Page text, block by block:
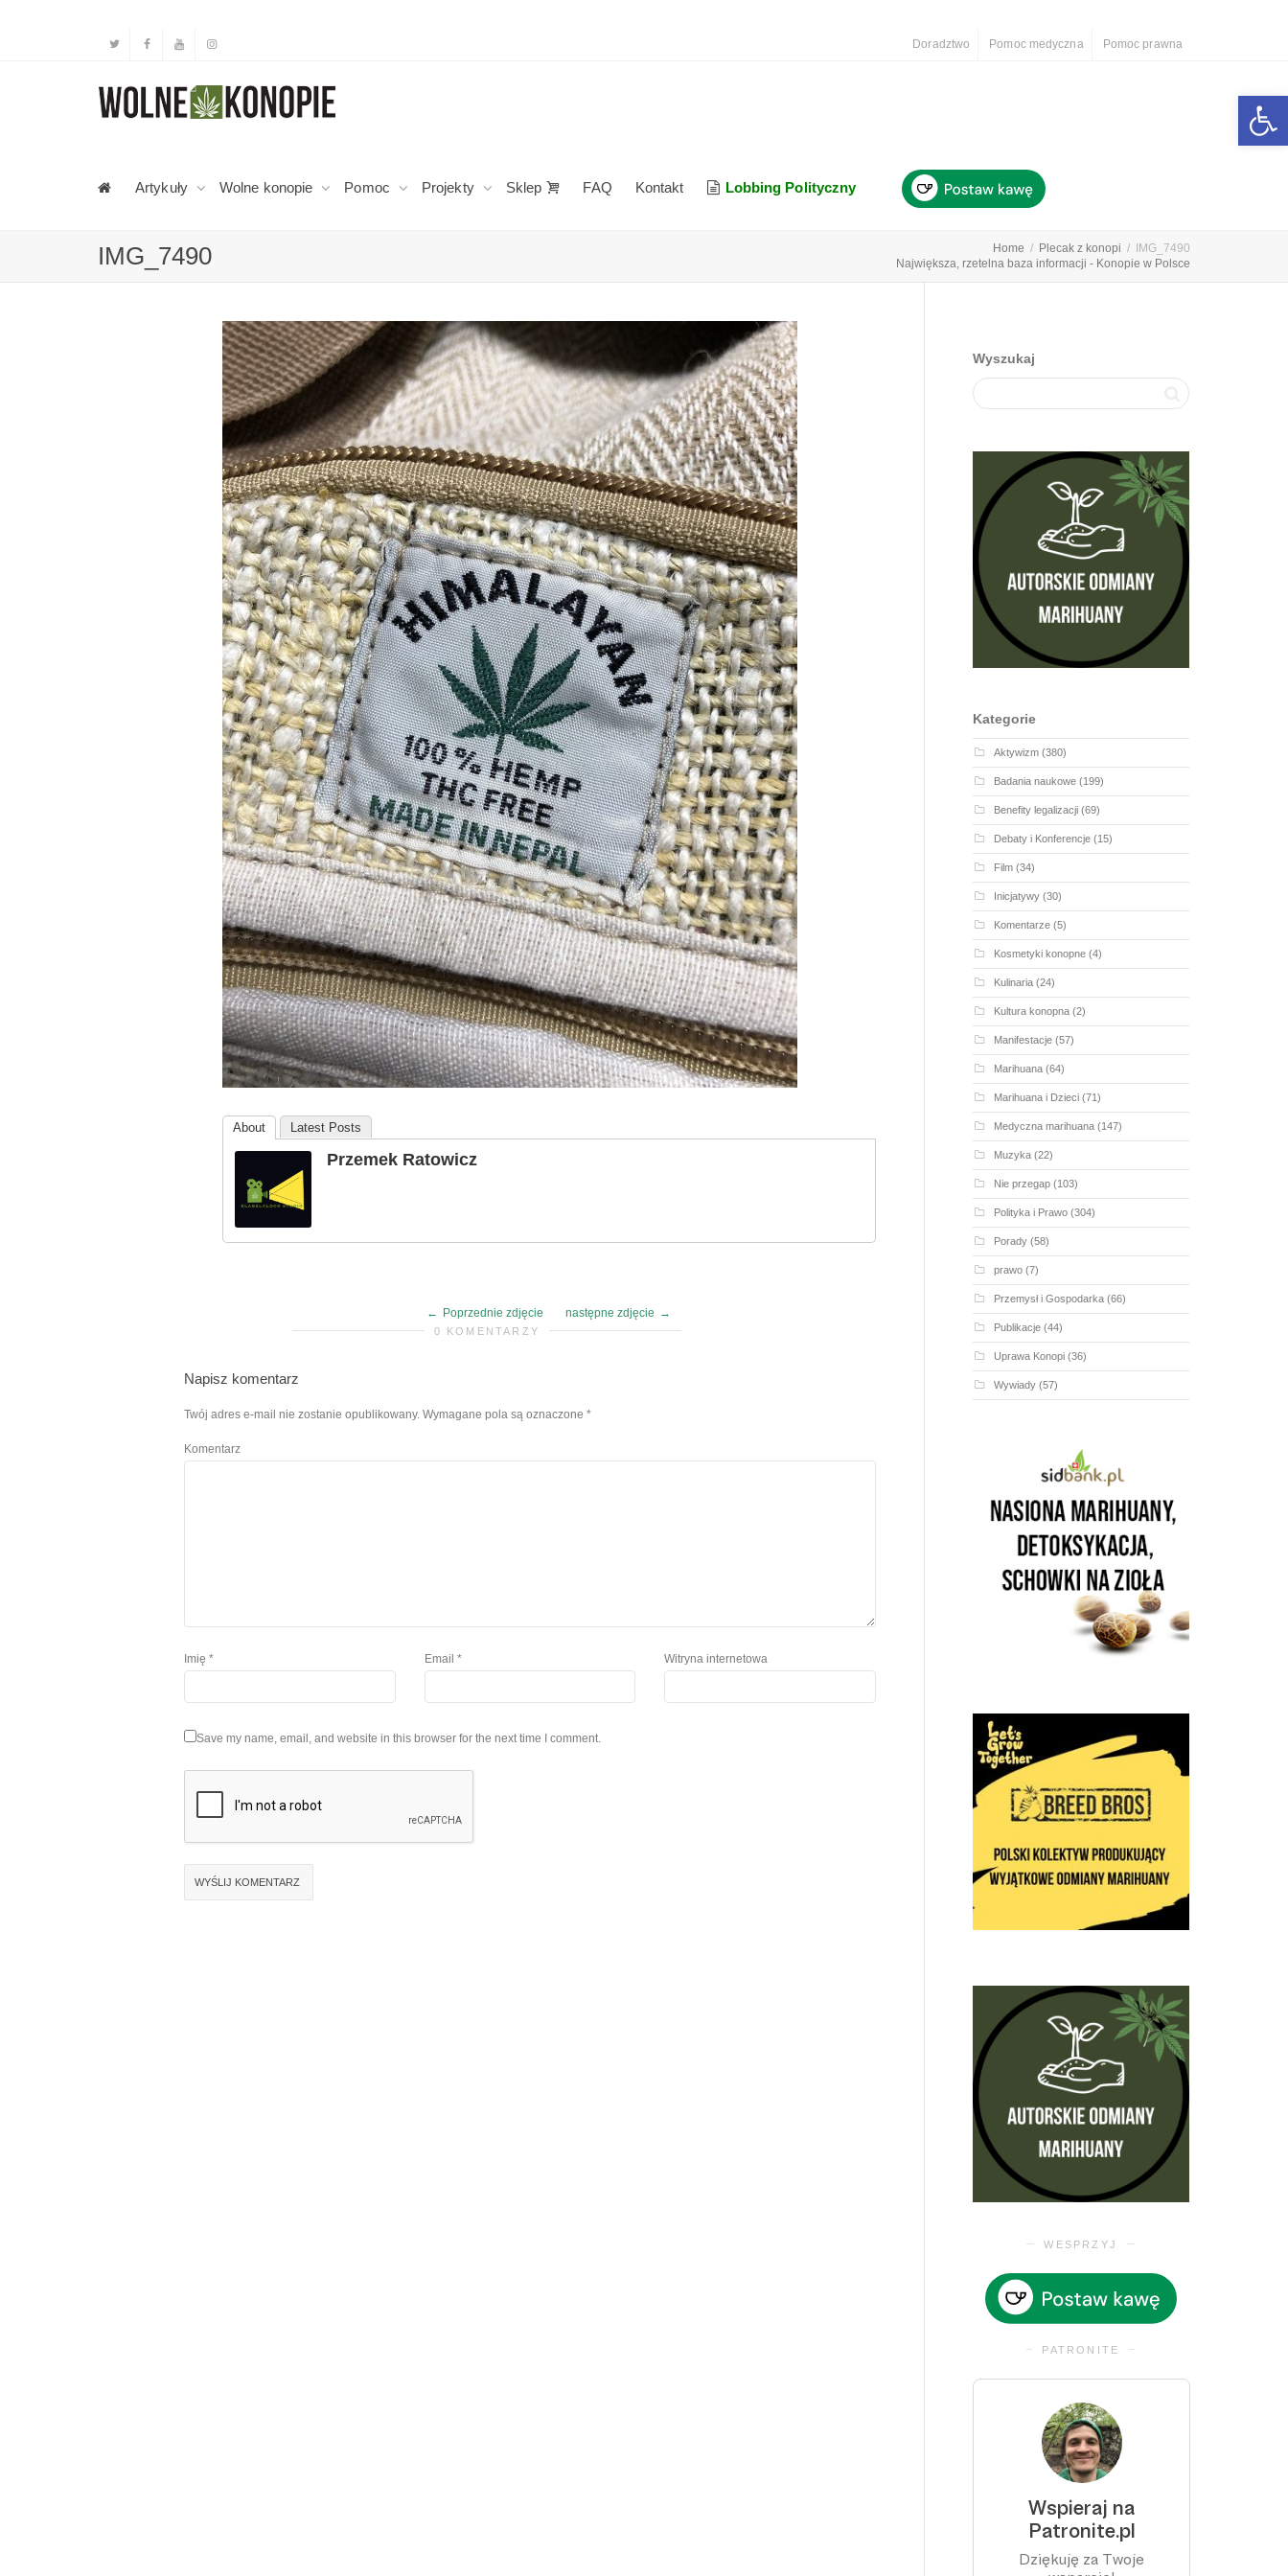
Doradztwo Pomoc medyczna Pomoc prawna
Artykuły Wolne konopie Pomoc Projekty Sklep FAQ Kontakt Lobbing Polityczny
IMG_7490 Home Plecak z konopi
IMG_7490
Największa, rzetelna baza informacji - Konopie w Polsce
About Latest Posts
Przemek Ratowicz
Poprzednie zdjęcie następne zdjęcie
0 KOMENTARZY
Napisz komentarz
Twój adres e-mail nie zostanie opublikowany. Wymagane pola są oznaczone *
Komentarz
Imię * Email * Witryna internetowa
Save my name, email, and website in this browser for the next time I comment.
Wyszukaj
Kategorie
Aktywizm(380)
Badania naukowe(199)
Benefity legalizacji(69)
Debaty i Konferencje(15)
Film(34)
Inicjatywy(30)
Komentarze(5)
Kosmetyki konopne(4)
Kulinaria(24)
Kultura konopna(2)
Manifestacje(57)
Marihuana(64)
Marihuana i Dzieci(71)
Medyczna marihuana(147)
Muzyka(22)
Nie przegap(103)
Polityka i Prawo(304)
Porady(58)
prawo(7)
Przemysł i Gospodarka(66)
Publikacje(44)
Uprawa Konopi(36)
Wywiady(57)
WESPRZYJ
PATRONITE